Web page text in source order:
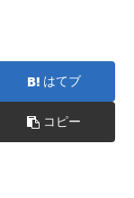
はてブ
コピー